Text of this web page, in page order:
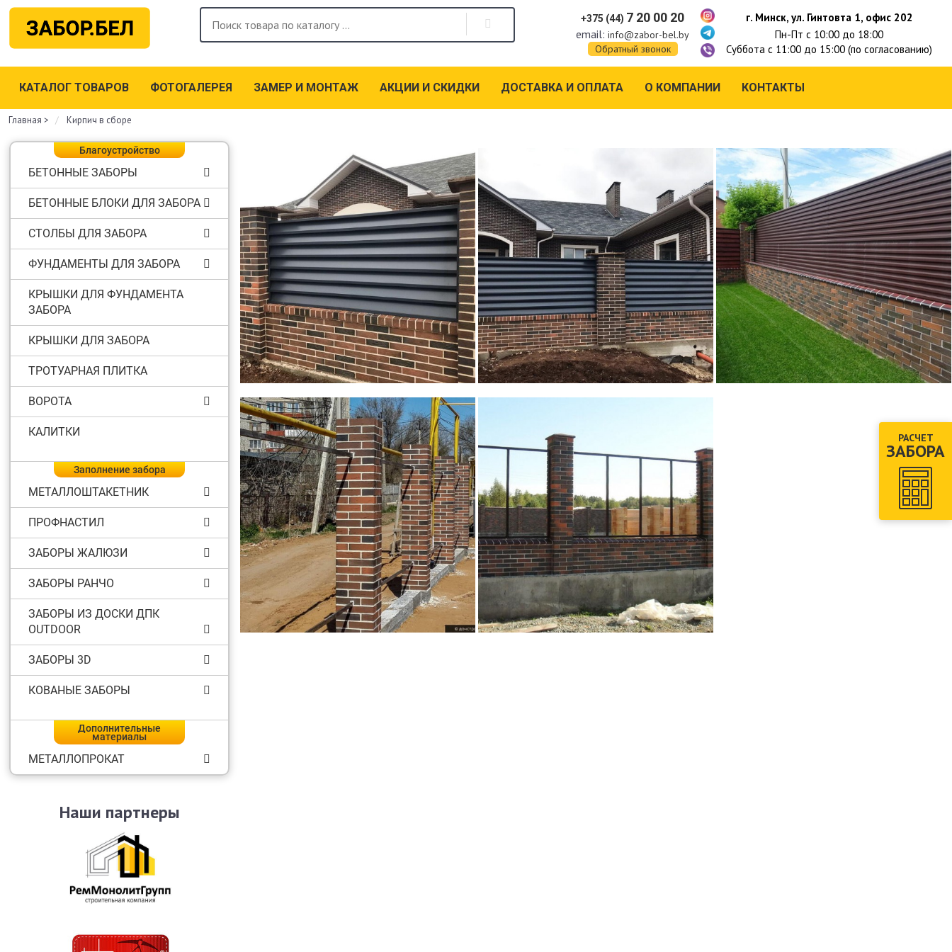
+375 (44) 7 20 00 20
email: info@zabor-bel.by
Обратный звонок
г. Минск, ул. Гинтовта 1, офис 202
Пн-Пт с 10:00 до 18:00
Суббота с 11:00 до 15:00 (по согласованию)
КАТАЛОГ ТОВАРОВ ФОТОГАЛЕРЕЯ ЗАМЕР И МОНТАЖ АКЦИИ И СКИДКИ ДОСТАВКА И ОПЛАТА О КОМПАНИИ КОНТАКТЫ
Главная > Кирпич в сборе
Благоустройство
БЕТОННЫЕ ЗАБОРЫ
БЕТОННЫЕ БЛОКИ ДЛЯ ЗАБОРА
СТОЛБЫ ДЛЯ ЗАБОРА
ФУНДАМЕНТЫ ДЛЯ ЗАБОРА
КРЫШКИ ДЛЯ ФУНДАМЕНТА
ЗАБОРА
КРЫШКИ ДЛЯ ЗАБОРА
ТРОТУАРНАЯ ПЛИТКА
ВОРОТА
КАЛИТКИ
Заполнение забора
МЕТАЛЛОШТАКЕТНИК
ПРОФНАСТИЛ
ЗАБОРЫ ЖАЛЮЗИ
ЗАБОРЫ РАНЧО
ЗАБОРЫ ИЗ ДОСКИ ДПК
OUTDOOR
ЗАБОРЫ 3D
КОВАНЫЕ ЗАБОРЫ
Дополнительные
материалы
МЕТАЛЛОПРОКАТ
Наши партнеры
РАСЧЕТ
ЗАБОРА